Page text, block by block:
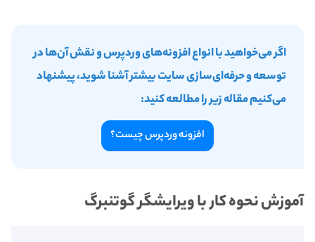
اگر می‌خواهید با انواع افزونه‌های وردپرس و نقش آن‌ها در
توسعه و حرفه‌ای‌سازی سایت بیشتر آشنا شوید، پیشنهاد
می‌کنیم مقاله زیر را مطالعه کنید:
افزونه وردپرس چیست؟
آموزش نحوه کار با ویرایشگر گوتنبرگ